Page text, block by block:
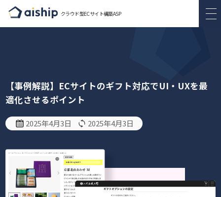
クラウド型ECサイト構築ASP
【事例解説】ECサイトのギフト対応でUI・UXを最
適化させるポイント
2025年4月3日 2025年4月3日